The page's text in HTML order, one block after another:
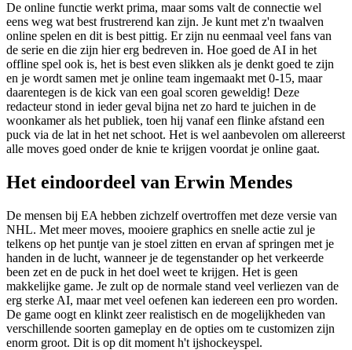
De online functie werkt prima, maar soms valt de connectie wel
eens weg wat best frustrerend kan zijn. Je kunt met z'n twaalven
online spelen en dit is best pittig. Er zijn nu eenmaal veel fans van
de serie en die zijn hier erg bedreven in. Hoe goed de AI in het
offline spel ook is, het is best even slikken als je denkt goed te zijn
en je wordt samen met je online team ingemaakt met 0-15, maar
daarentegen is de kick van een goal scoren geweldig! Deze
redacteur stond in ieder geval bijna net zo hard te juichen in de
woonkamer als het publiek, toen hij vanaf een flinke afstand een
puck via de lat in het net schoot. Het is wel aanbevolen om allereerst
alle moves goed onder de knie te krijgen voordat je online gaat.
Het eindoordeel van Erwin Mendes
De mensen bij EA hebben zichzelf overtroffen met deze versie van
NHL. Met meer moves, mooiere graphics en snelle actie zul je
telkens op het puntje van je stoel zitten en ervan af springen met je
handen in de lucht, wanneer je de tegenstander op het verkeerde
been zet en de puck in het doel weet te krijgen. Het is geen
makkelijke game. Je zult op de normale stand veel verliezen van de
erg sterke AI, maar met veel oefenen kan iedereen een pro worden.
De game oogt en klinkt zeer realistisch en de mogelijkheden van
verschillende soorten gameplay en de opties om te customizen zijn
enorm groot. Dit is op dit moment h't ijshockeyspel.